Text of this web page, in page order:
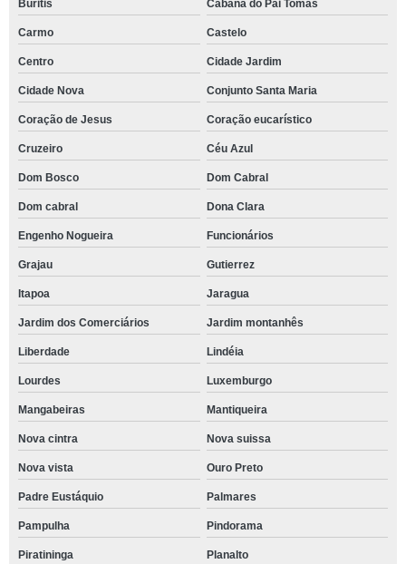
Buritis Cabana do Pai Tomás
Carmo Castelo
Centro Cidade Jardim
Cidade Nova Conjunto Santa Maria
Coração de Jesus Coração eucarístico
Cruzeiro Céu Azul
Dom Bosco Dom Cabral
Dom cabral Dona Clara
Engenho Nogueira Funcionários
Grajau Gutierrez
Itapoa Jaragua
Jardim dos Comerciários Jardim montanhês
Liberdade Lindéia
Lourdes Luxemburgo
Mangabeiras Mantiqueira
Nova cintra Nova suissa
Nova vista Ouro Preto
Padre Eustáquio Palmares
Pampulha Pindorama
Piratininga Planalto